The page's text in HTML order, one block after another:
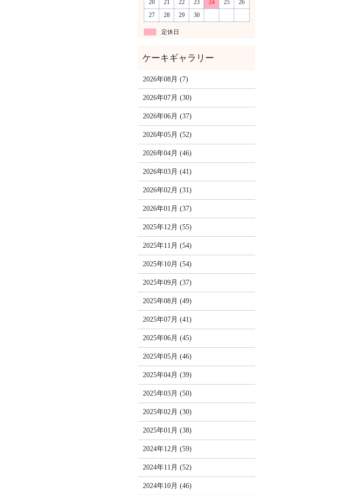
20
21 22 23 24 25
26
27
28 29 30
定休日
2026年08月 (7)
2026年07月 (30)
2026年06月 (37)
2026年05月 (52)
2026年04月 (46)
2026年03月 (41)
2026年02月 (31)
2026年01月 (37)
2025年12月 (55)
2025年11月 (54)
2025年10月 (54)
2025年09月 (37)
2025年08月 (49)
2025年07月 (41)
2025年06月 (45)
2025年05月 (46)
2025年04月 (39)
2025年03月 (50)
2025年02月 (30)
2025年01月 (38)
2024年12月 (59)
2024年11月 (52)
2024年10月 (46)